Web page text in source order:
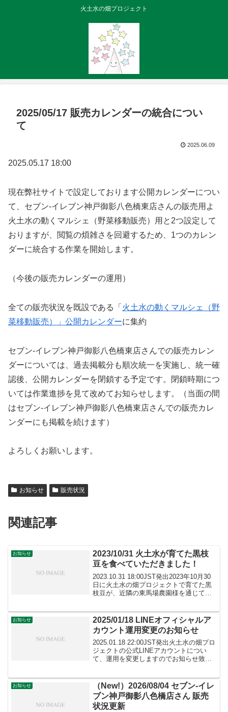
火土水の畑プロジェクト
2025/05/17 販売カレンダーの統合につい
て
2025.06.09
2025.05.17 18:00
現在弊社サイトで設定しております公開カレンダーについ
て、セブン-イレブン神戸御影八色橋東店さんの販売用よ
火土水の動くマルシェ（野菜移動販売）用と2つ設定して
おりますが、閲覧の煩雑さを回避するため、1つのカレン
ダーに統合する作業を開始します。
（今後の販売カレンダーの運用）
全ての販売状況を既設である「 火土水の動くマルシェ（野
菜移動販売）」公開カレンダーに集約
セブン-イレブン神戸御影八色橋東店さんでの販売カレン
ダーについては、過去掲載分も順次統一を実施し、統一確
認後、公開カレンダーを閉鎖する予定です。閉鎖時期につ
いては作業進捗を見て改めてお知らせします。（当面の間
はセブン-イレブン神戸御影八色橋東店さんでの販売カレ
ンダーにも掲載を続けます）
よろしくお願いします。
お知らせ 販売状況
関連記事
お知らせ
2023/10/31 火土水が育てた黒枝
豆を食べていただきました！
2023.10.31 18:00JST発出2023年10月30
日に火土水の畑プロジェクトで育てた黒
枝豆が、近隣の東馬場農園様を通じて、
場農園さんのサイトはこちらその時の...
お知らせ
2025/01/18 LINEオフィシャルア
カウント運用変更のお知らせ
2025.01.18 22:00JST発出火土水の畑プロ
ジェクトの公式LINEアカウントについ
て、運用を変更しますのでお知らせ致し
ン神戸御影八色橋東店さんでの販売...
お知らせ
（New!）2026/08/04 セブン-イレ
ブン神戸御影八色橋店さん 販売
状況更新